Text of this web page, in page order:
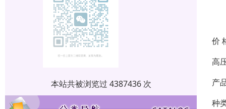
本站共被浏览过 4387436 次
价
高
产
种